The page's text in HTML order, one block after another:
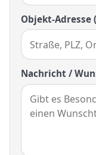
Objekt-Adresse
Nachricht /